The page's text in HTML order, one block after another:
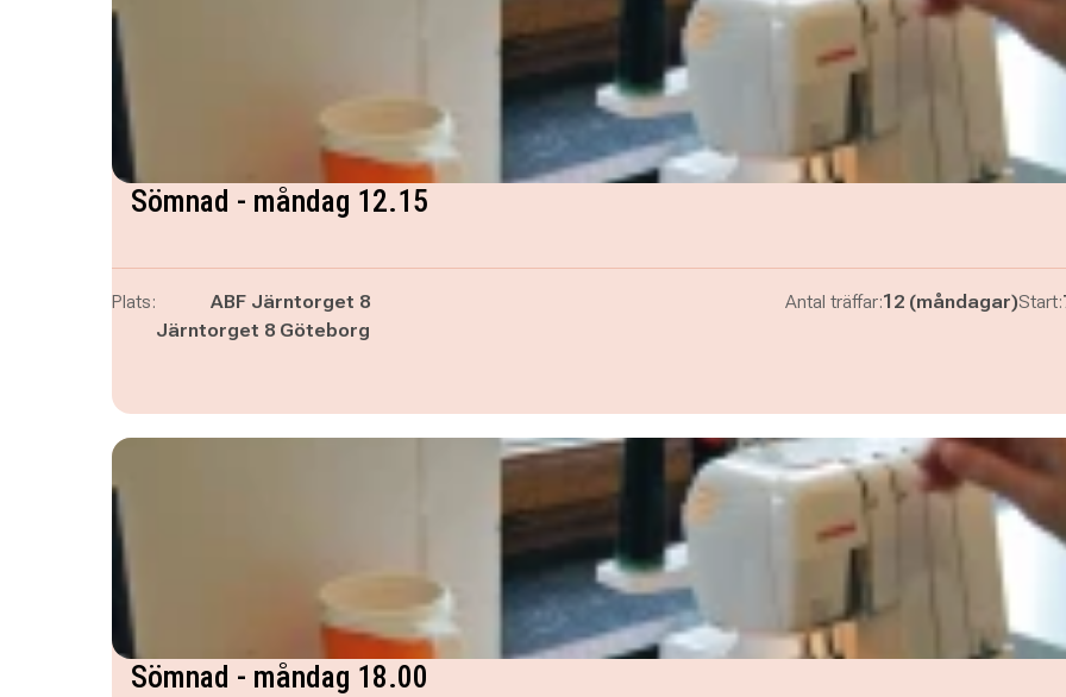
Sömnad - måndag 12.15
Plats:
ABF Järntorget 8
Järntorget 8 Göteborg
Antal träffar:12 (måndagar)Start:
Sömnad - måndag 18.00